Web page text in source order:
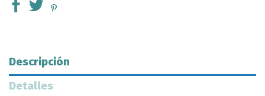
Descripción
Detalles